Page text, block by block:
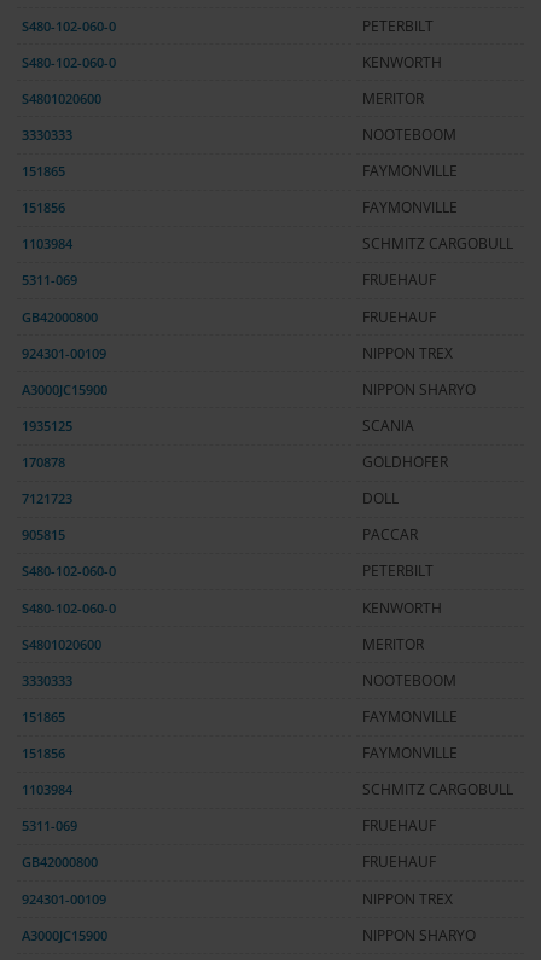
S480-102-060-0 PETERBILT
S480-102-060-0 KENWORTH
S4801020600 MERITOR
3330333 NOOTEBOOM
151865 FAYMONVILLE
151856 FAYMONVILLE
1103984 SCHMITZ CARGOBULL
5311-069 FRUEHAUF
GB42000800 FRUEHAUF
924301-00109 NIPPON TREX
A3000JC15900 NIPPON SHARYO
1935125 SCANIA
170878 GOLDHOFER
7121723 DOLL
905815 PACCAR
S480-102-060-0 PETERBILT
S480-102-060-0 KENWORTH
S4801020600 MERITOR
3330333 NOOTEBOOM
151865 FAYMONVILLE
151856 FAYMONVILLE
1103984 SCHMITZ CARGOBULL
5311-069 FRUEHAUF
GB42000800 FRUEHAUF
924301-00109 NIPPON TREX
A3000JC15900 NIPPON SHARYO